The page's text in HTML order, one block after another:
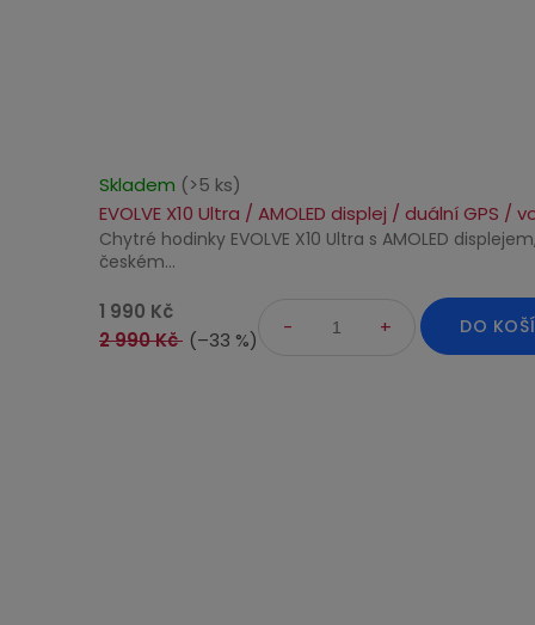
EVOLVE X10 Ultra / AMOLED displej / duální
hodnocení
produktu
je
z
5
Skladem (>5 ks)
1 990 Kč
2 990 Kč (–33 %)
DO
Chytré hodinky EVOLVE X10 Ultra s AMOLED
českém...